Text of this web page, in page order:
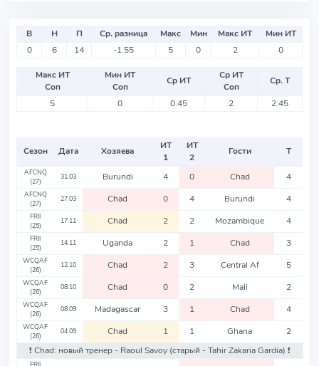
В Н П Ср. разница Макс Мин Макс ИТ
Мин ИТ
0
6 14 -1.55 5 0 2 0
Макс ИТ
Соп
Мин ИТ
Соп
Ср ИТ
Ср ИТ
Соп
Ср. Т
5
0 0.45 2 2.45
Сезон Дата Хозяева
ИТ
1
ИТ
2
Гости Т
AFCNQ
(27)
31.03 Burundi 4 0 Chad 4
AFCNQ
(27)
27.03 Chad 0 4 Burundi 4
FRII
(25)
17.11 Chad 2 2 Mozambique 4
FRII
(25)
14.11 Uganda 2 1 Chad 3
WCQAF
(26)
12.10 Chad 2 3 Central Af 5
WCQAF
(26)
08.10 Chad 0 2 Mali 2
WCQAF
(26)
08.09 Madagascar 3 1 Chad 4
WCQAF
(26)
04.09 Chad 1 1 Ghana
2
❗️ Chad: новый тренер - Raoul Savoy (старый - Tahir Zakaria Gardia) ❗️